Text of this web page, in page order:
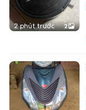
2 phút trước 2